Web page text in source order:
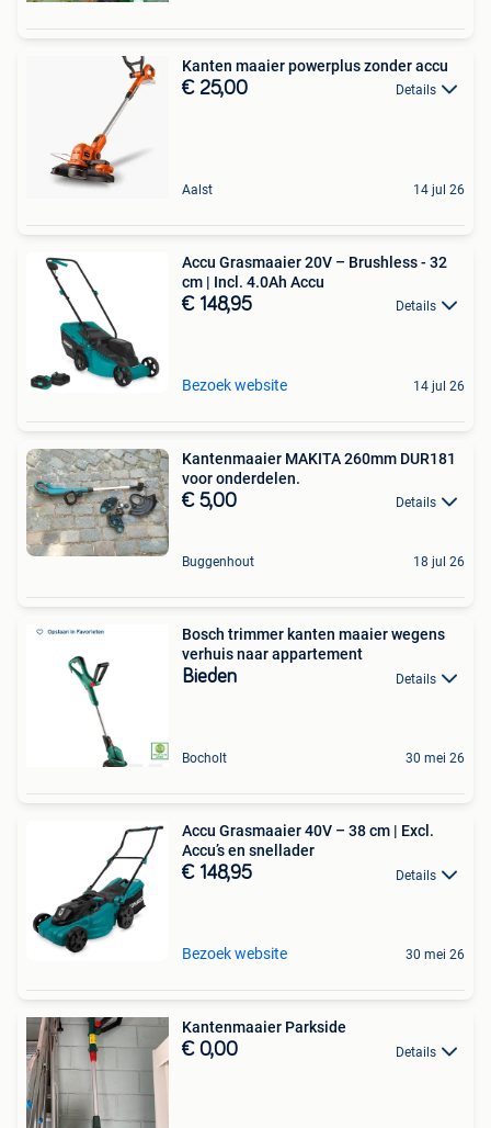
Kanten maaier powerplus zonder accu
€ 25,00 Details
Aalst 14 jul 26
Accu Grasmaaier 20V – Brushless - 32
cm | Incl. 4.0Ah Accu
€ 148,95 Details
Bezoek website 14 jul 26
Kantenmaaier MAKITA 260mm DUR181
voor onderdelen.
€ 5,00 Details
Buggenhout 18 jul 26
Bosch trimmer kanten maaier wegens
verhuis naar appartement
Bieden Details
Bocholt 30 mei 26
Accu Grasmaaier 40V – 38 cm | Excl.
Accu’s en snellader
€ 148,95 Details
Bezoek website 30 mei 26
Kantenmaaier Parkside
€ 0,00 Details